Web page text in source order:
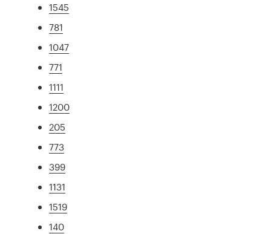
1545
781
1047
771
1111
1200
205
773
399
1131
1519
140